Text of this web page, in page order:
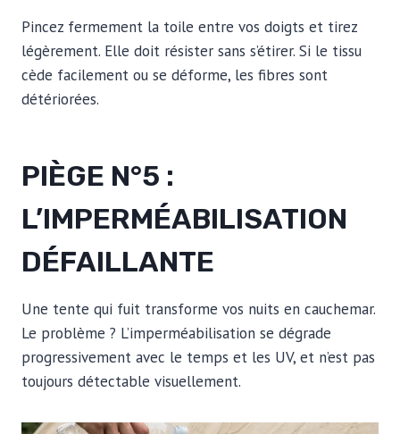
Pincez fermement la toile entre vos doigts et tirez
légèrement. Elle doit résister sans s’étirer. Si le tissu
cède facilement ou se déforme, les fibres sont
détériorées.
PIÈGE N°5 :
L’IMPERMÉABILISATION
DÉFAILLANTE
Une tente qui fuit transforme vos nuits en cauchemar.
Le problème ? L’imperméabilisation se dégrade
progressivement avec le temps et les UV, et n’est pas
toujours détectable visuellement.